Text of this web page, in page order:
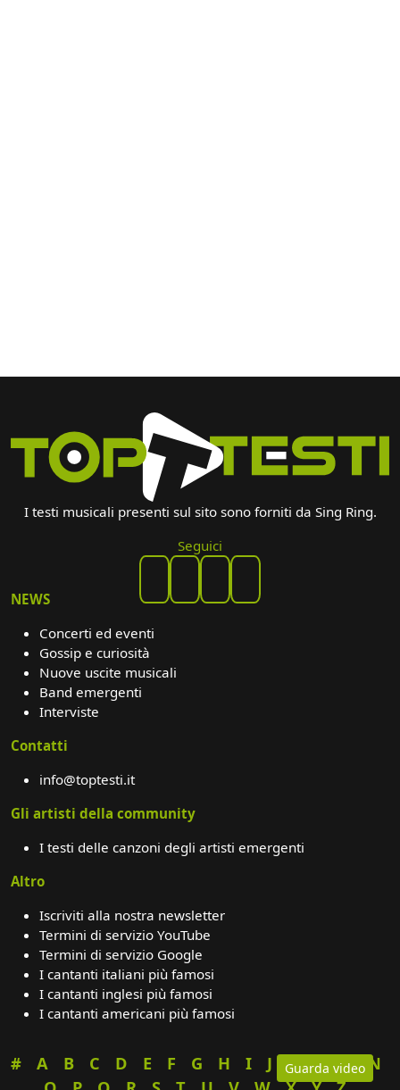
Guarda video
I testi musicali presenti sul sito sono forniti da Sing Ring.
Seguici
NEWS
Concerti ed eventi
Gossip e curiosità
Nuove uscite musicali
Band emergenti
Interviste
Contatti
info@toptesti.it
Gli artisti della community
I testi delle canzoni degli artisti emergenti
Altro
Iscriviti alla nostra newsletter
Termini di servizio YouTube
Termini di servizio Google
I cantanti italiani più famosi
I cantanti inglesi più famosi
I cantanti americani più famosi
# A B C D E F G H I J K L M
N